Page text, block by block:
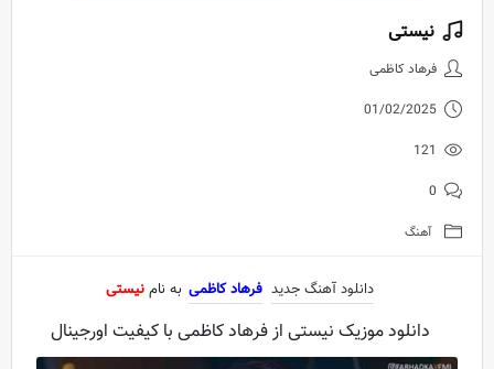
دانلود آهنگ جدید فرهاد کاظمی
نیستی
فرهاد کاظمی
01/02/2025
121
0
آهنگ
دانلود آهنگ جدید فرهاد کاظمی به نامنیستی
دانلود موزیک نیستی از فرهاد کاظمی با کیفیت اورجینال